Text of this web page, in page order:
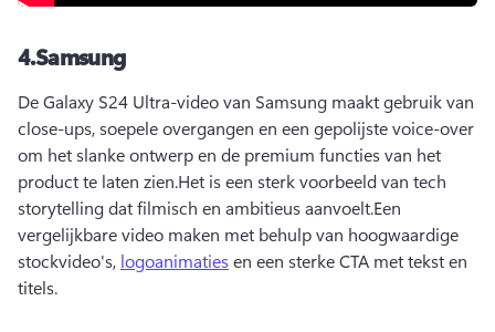
4.Samsung
De Galaxy S24 Ultra-video van Samsung maakt gebruik van
close-ups, soepele overgangen en een gepolijste voice-over
om het slanke ontwerp en de premium functies van het
product te laten zien.Het is een sterk voorbeeld van tech
storytelling dat filmisch en ambitieus aanvoelt.Een
vergelijkbare video maken met behulp van hoogwaardige
stockvideo's, logoanimaties en een sterke CTA met tekst en
titels.